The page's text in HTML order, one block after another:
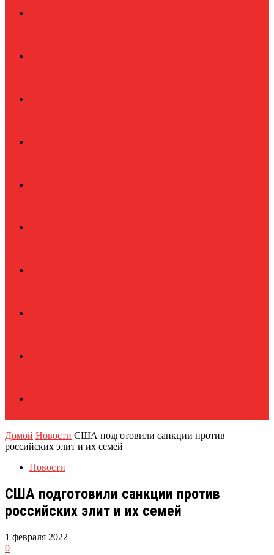
Домой Новости США подготовили санкции против
российских элит и их семей
Новости
США подготовили санкции против
российских элит и их семей
1 февраля 2022
0